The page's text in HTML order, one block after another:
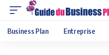
Business Plan Entreprise